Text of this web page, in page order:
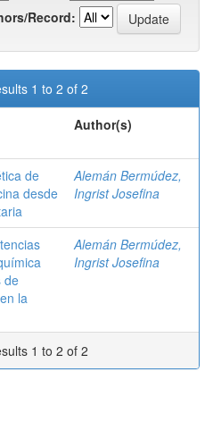
Record:
1 to 2 of 2
Author(s)
de
desde
Alemán Bermúdez,
Ingrist Josefina
de
la
Alemán Bermúdez,
Ingrist Josefina
1 to 2 of 2